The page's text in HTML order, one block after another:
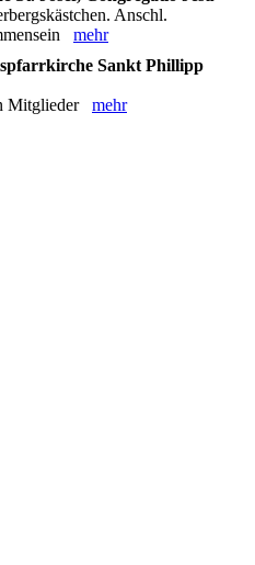
Anschl.
mehr
Sankt Phillipp
Mitglieder mehr